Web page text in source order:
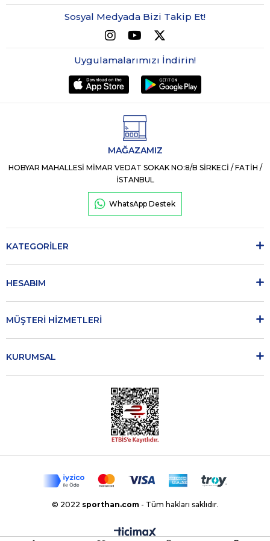
Sosyal Medyada Bizi Takip Et!
Uygulamalarımızı İndirin!
MAĞAZAMIZ
HOBYAR MAHALLESİ MİMAR VEDAT SOKAK NO:8/B SİRKECİ / FATİH /
İSTANBUL
WhatsApp Destek
KATEGORİLER
HESABIM
MÜŞTERİ HİZMETLERİ
KURUMSAL
© 2022 sporthan.com- Tüm hakları saklıdır.